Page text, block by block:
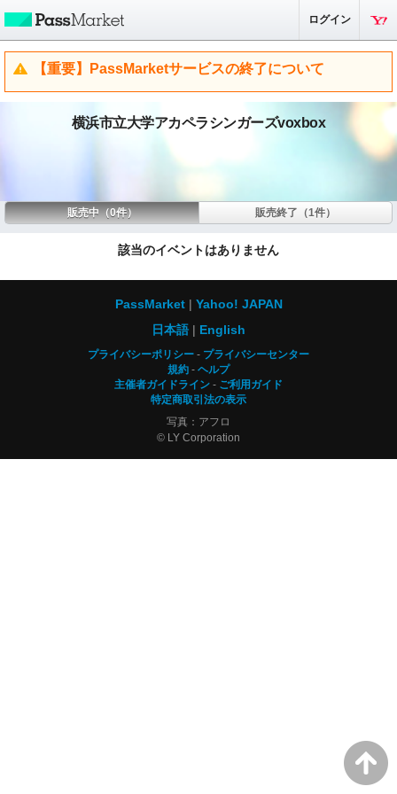
ログイン
【重要】PassMarketサービスの終了について
横浜市立大学アカペラシンガーズvoxbox
販売中（0件） 販売終了（1件）
該当のイベントはありません
PassMarket
Yahoo! JAPAN
日本語
English
プライバシーポリシー
プライバシーセンター
規約
ヘルプ
主催者ガイドライン
ご利用ガイド
特定商取引法の表示
写真：アフロ
© LY Corporation